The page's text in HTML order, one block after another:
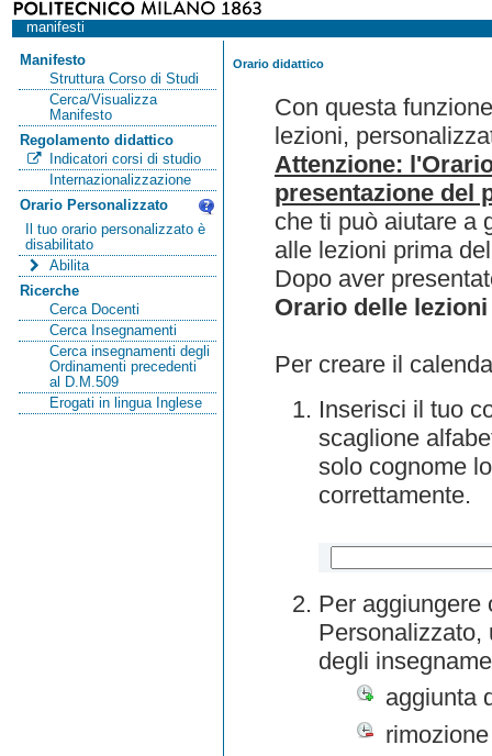
manifesti
Manifesto
Struttura Corso di Studi
Cerca/Visualizza
Manifesto
Regolamento didattico
Indicatori corsi di studio
Internazionalizzazione
Orario Personalizzato
Il tuo orario personalizzato è
disabilitato
Abilita
Ricerche
Cerca Docenti
Cerca Insegnamenti
Cerca insegnamenti degli
Ordinamenti precedenti
al D.M.509
Erogati in lingua Inglese
Orario didattico
Con questa
lezioni,
Attenzione:
presentazione del
che ti può aiutare a
alle lezioni prima
Dopo aver
Orario delle lezioni
Per creare il
Inserisci il tuo
scaglione
solo cognome
correttamente.
Per aggiungere
Personalizzato,
degli
aggiunta